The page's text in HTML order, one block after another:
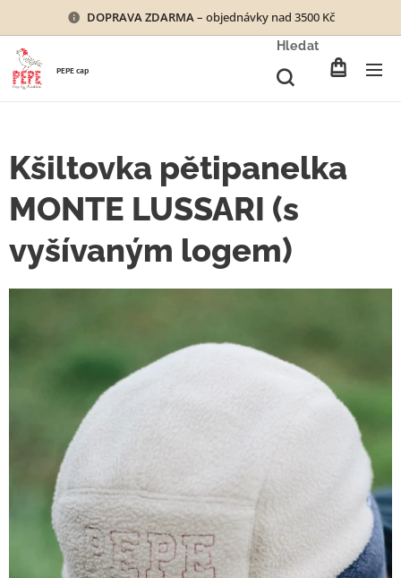
DOPRAVA ZDARMA – objednávky nad 3500 Kč
PEPE cap
Hledat
Kšiltovka pětipanelka
MONTE LUSSARI (s
vyšívaným logem)